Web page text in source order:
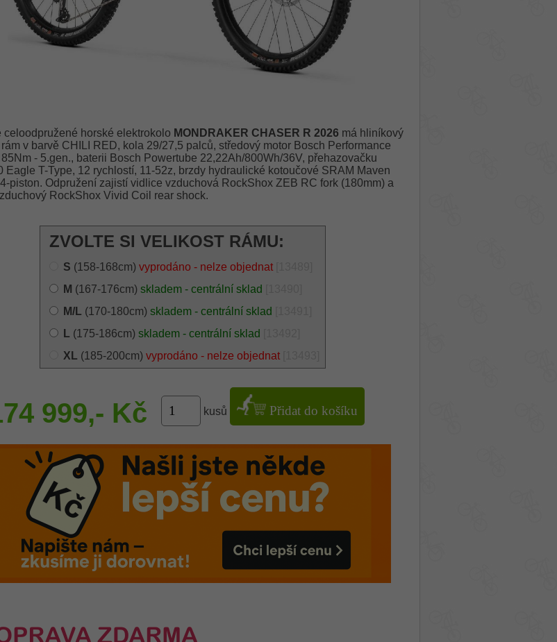
celoodpružené horské elektrokolo MONDRAKER CHASER R 2026 má hliníkový
v barvě CHILI RED, kola 29/27,5 palců, středový motor Bosch Performance
85Nm - 5.gen., baterii Bosch Powertube 22,22Ah/800Wh/36V, přehazovačku
Eagle T-Type, 12 rychlostí, 11-52z, brzdy hydraulické kotoučové SRAM Maven
piston. Odpružení zajistí vidlice vzduchová RockShox ZEB RC fork (180mm) a
RockShox Vivid Coil rear shock.
ZVOLTE SI VELIKOST RÁMU:
S (158-168cm) vyprodáno - nelze objednat
M (167-176cm) skladem - centrální sklad
M/L (170-180cm) skladem - centrální sklad
L (175-186cm) skladem - centrální sklad
XL (185-200cm) vyprodáno - nelze objednat
999,- Kč kusů Přidat do košíku